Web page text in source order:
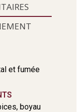
et fumée
boyau